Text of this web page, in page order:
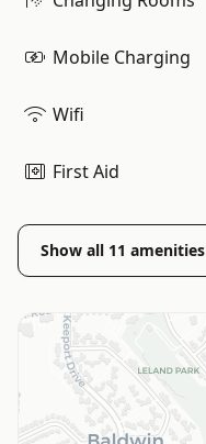
Mobile Charging
Wifi
First Aid
Show all 11 amenities